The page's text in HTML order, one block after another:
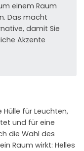
einem Raum
Das macht
damit Sie
Akzente
für Leuchten,
und für eine
die Wahl des
Raum wirkt: Helles